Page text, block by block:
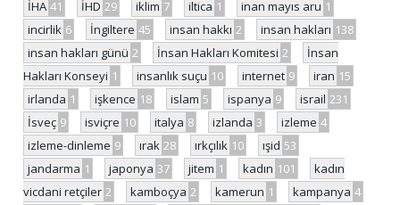
İHA 41 İHD 29 iklim 7 iltica 1 inan mayıs aru 1
incirlik 6 İngiltere 45 insan hakkı 2 insan hakları 138
insan hakları günü 2 İnsan Hakları Komitesi 2
İnsan
Hakları Konseyi 1 insanlık suçu 10 internet 9 iran 15
irlanda 1 işkence 18 islam 5 ispanya 9 israil 231
İsveç 9 isviçre 10 italya 8 izlanda 3 izleme 4
izleme-dinleme 9 ırak 28 ırkçılık 10 ışid 53
jandarma 1 japonya 37 jitem 1 kadın 101
kadın
vicdani retçiler 2 kamboçya 2 kamerun 1 kampanya 4